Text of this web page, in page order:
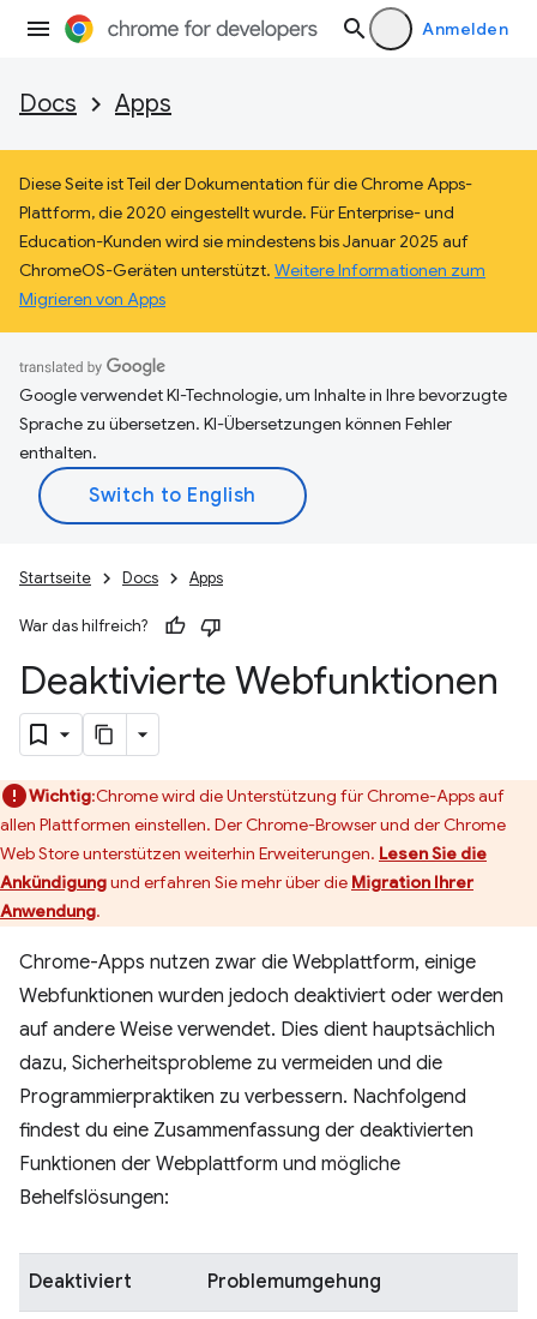
Anmelden
Docs Apps
Diese Seite ist Teil der Dokumentation für die Chrome Apps-
Plattform, die 2020 eingestellt wurde. Für Enterprise- und
Education-Kunden wird sie mindestens bis Januar 2025 auf
ChromeOS-Geräten unterstützt. Weitere Informationen zum
Migrieren von Apps
Google verwendet KI-Technologie, um Inhalte in Ihre bevorzugte
Sprache zu übersetzen. KI-Übersetzungen können Fehler
enthalten.
Startseite Docs Apps
War das hilfreich?
Deaktivierte Webfunktionen
Wichtig:Chrome wird die Unterstützung für Chrome-Apps auf
allen Plattformen einstellen. Der Chrome-Browser und der Chrome
Web Store unterstützen weiterhin Erweiterungen. Lesen Sie die
Ankündigungund erfahren Sie mehr über die Migration Ihrer
Anwendung.
Chrome-Apps nutzen zwar die Webplattform, einige
Webfunktionen wurden jedoch deaktiviert oder werden
auf andere Weise verwendet. Dies dient hauptsächlich
dazu, Sicherheitsprobleme zu vermeiden und die
Programmierpraktiken zu verbessern. Nachfolgend
findest du eine Zusammenfassung der deaktivierten
Funktionen der Webplattform und mögliche
Behelfslösungen:
Deaktiviert Problemumgehung